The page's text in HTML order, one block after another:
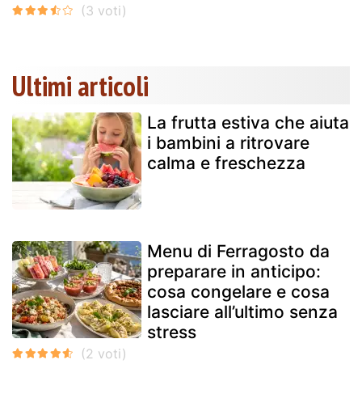
Ultimi articoli
La frutta estiva che aiuta
i bambini a ritrovare
calma e freschezza
Menu di Ferragosto da
preparare in anticipo:
cosa congelare e cosa
lasciare all’ultimo senza
stress